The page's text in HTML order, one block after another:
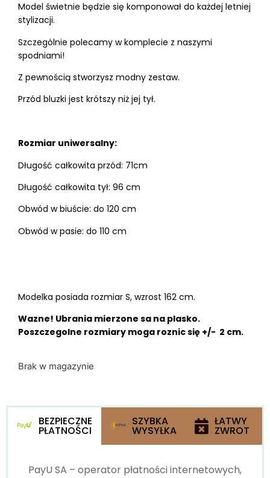
Model świetnie będzie się komponował do każdej letniej
stylizacji.
Szczególnie polecamy w komplecie z naszymi
spodniami!
Z pewnością stworzysz modny zestaw.
Przód bluzki jest krótszy niż jej tył.
Rozmiar uniwersalny:
Długość całkowita przód: 71cm
Długość całkowita tył: 96 cm
Obwód w biuście: do 120 cm
Obwód w pasie: do 110 cm
Modelka posiada rozmiar S, wzrost 162 cm.
Wazne! Ubrania mierzone sa na plasko.
Poszczegolne rozmiary moga roznic się +/- 2 cm.
Brak w magazynie
BEZPIECZNE
PŁATNOŚCI
SZYBKA
WYSYŁKA
ŁATWY
ZWROT
PayU SA – operator płatności internetowych,